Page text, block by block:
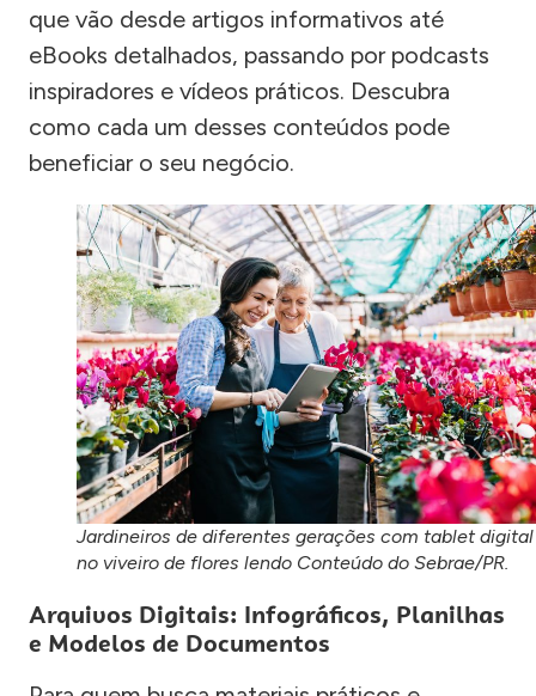
que vão desde artigos informativos até
eBooks detalhados, passando por podcasts
inspiradores e vídeos práticos. Descubra
como cada um desses conteúdos pode
beneficiar o seu negócio.
Jardineiros de diferentes gerações com tablet digital
no viveiro de flores lendo Conteúdo do Sebrae/PR.
Arquivos Digitais: Infográficos, Planilhas
e Modelos de Documentos